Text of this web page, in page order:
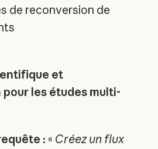
de reconversion de
et
les études multi-
: « Créez un flux